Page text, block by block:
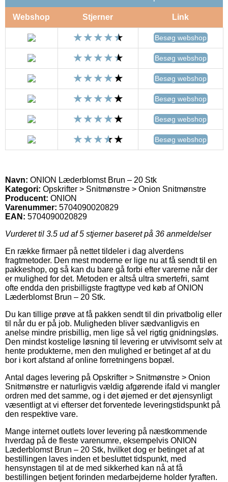
Webshop Stjerner Link
Besøg webshop
Besøg webshop
Besøg webshop
Besøg webshop
Besøg webshop
Besøg webshop
Navn: ONION Læderblomst Brun – 20 Stk
Kategori: Opskrifter > Snitmønstre > Onion Snitmønstre
Producent: ONION
Varenummer: 5704090020829
EAN: 5704090020829
Vurderet til 3.5 ud af 5 stjerner baseret på 36 anmeldelser
En række firmaer på nettet tildeler i dag alverdens
fragtmetoder. Den mest moderne er lige nu at få sendt til en
pakkeshop, og så kan du bare gå forbi efter varerne når der
er mulighed for det. Metoden er altså ultra smertefri, samt
ofte endda den prisbilligste fragttype ved køb af ONION
Læderblomst Brun – 20 Stk.
Du kan tillige prøve at få pakken sendt til din privatbolig eller
til når du er på job. Muligheden bliver sædvanligvis en
anelse mindre prisbillig, men lige så vel rigtig gnidningsløs.
Den mindst kostelige løsning til levering er utvivlsomt selv at
hente produkterne, men den mulighed er betinget af at du
bor i kort afstand af online forretningens bopæl.
Antal dages levering på Opskrifter > Snitmønstre > Onion
Snitmønstre er naturligvis vældig afgørende ifald vi mangler
ordren med det samme, og i det øjemed er det øjensynligt
væsentligt at vi efterser det forventede leveringstidspunkt på
den respektive vare.
Mange internet outlets lover levering på næstkommende
hverdag på de fleste varenumre, eksempelvis ONION
Læderblomst Brun – 20 Stk, hvilket dog er betinget af at
bestillingen laves inden et besluttet tidspunkt, med
hensynstagen til at de med sikkerhed kan nå at få
bestillingen betjent forinden medarbejderne holder fyraften.